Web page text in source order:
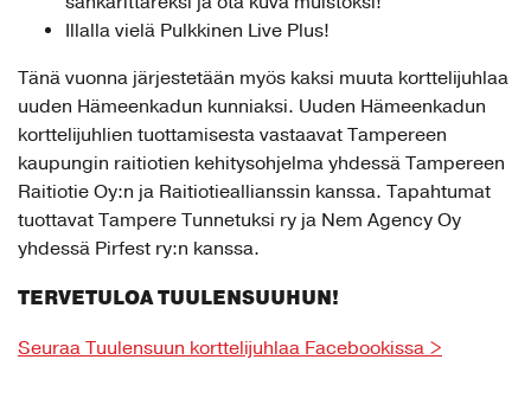
Illalla vielä Pulkkinen Live Plus!
Tänä vuonna järjestetään myös kaksi muuta korttelijuhlaa
uuden Hämeenkadun kunniaksi. Uuden Hämeenkadun
korttelijuhlien tuottamisesta vastaavat Tampereen
kaupungin raitiotien kehitysohjelma yhdessä Tampereen
Raitiotie Oy:n ja Raitiotieallianssin kanssa. Tapahtumat
tuottavat Tampere Tunnetuksi ry ja Nem Agency Oy
yhdessä Pirfest ry:n kanssa.
TERVETULOA TUULENSUUHUN!
Seuraa Tuulensuun korttelijuhlaa Facebookissa >